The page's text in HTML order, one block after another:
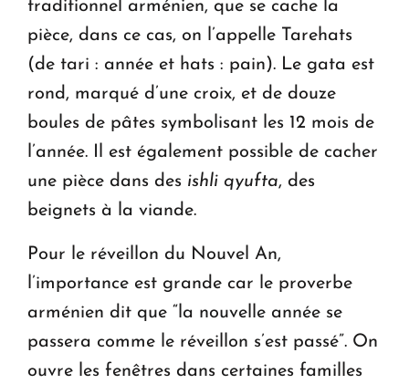
traditionnel arménien, que se cache la
pièce, dans ce cas, on l’appelle Tarehats
(de tari : année et hats : pain). Le gata est
rond, marqué d’une croix, et de douze
boules de pâtes symbolisant les 12 mois de
l’année. Il est également possible de cacher
une pièce dans des ishli qyufta, des
beignets à la viande.
Pour le réveillon du Nouvel An,
l’importance est grande car le proverbe
arménien dit que “la nouvelle année se
passera comme le réveillon s’est passé”. On
ouvre les fenêtres dans certaines familles